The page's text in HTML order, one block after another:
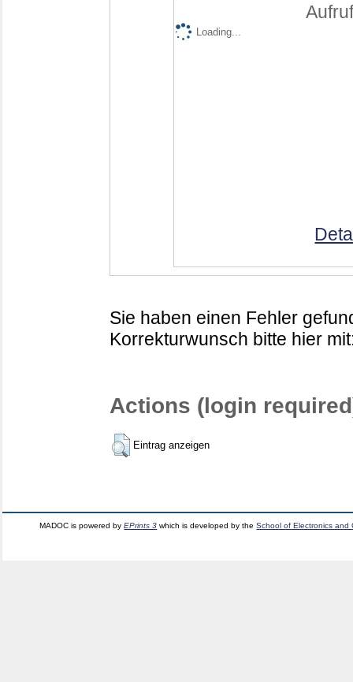
Loading...
Sie haben einen Fehler
Korrekturwunsch bitte hier
Actions (login
Eintrag anzeigen
MADOC is powered byEPrints 3 which is developed by theSchool of Electronics and